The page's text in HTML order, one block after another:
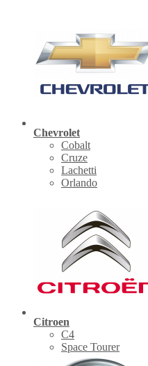
Chevrolet
Cobalt
Cruze
Lachetti
Orlando
Citroen
C4
Space Tourer